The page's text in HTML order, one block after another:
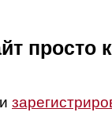
просто